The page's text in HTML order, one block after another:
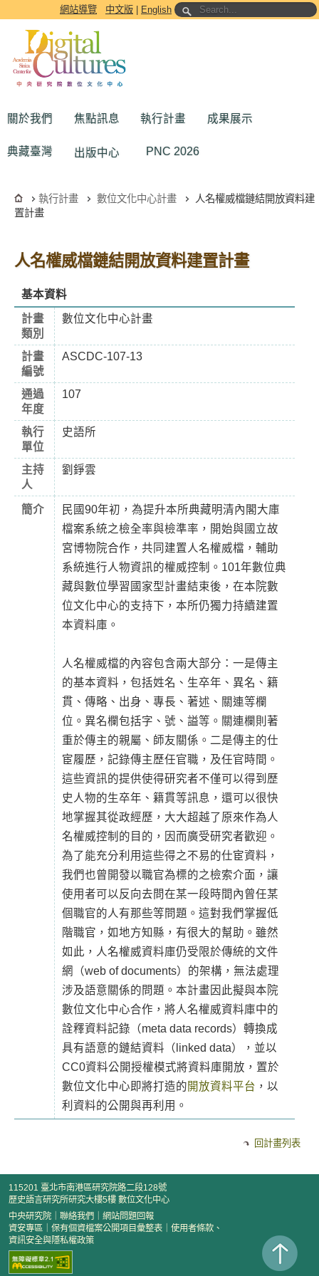
跳到主要內容區塊網站導覽 中文版 English
關於我們 焦點訊息 執行計畫 成果展示
典藏臺灣 出版中心 PNC 2026
執行計畫 數位文化中心計畫
人名權威檔鏈結開放資料建
置計畫
人名權威檔鏈結開放資料建置計畫
基本資料
計畫
類別
數位文化中心計畫
計畫
編號
ASCDC-107-13
通過
年度
107
執行
單位
史語所
主持
人
劉錚雲
簡介
民國90年初，為提升本所典藏明清內閣大庫
檔案系統之檢全率與檢準率，開始與國立故
宮博物院合作，共同建置人名權威檔，輔助
系統進行人物資訊的權威控制。101年數位典
藏與數位學習國家型計畫結束後，在本院數
位文化中心的支持下，本所仍獨力持續建置
本資料庫。
人名權威檔的內容包含兩大部分：一是傳主
的基本資料，包括姓名、生卒年、異名、籍
貫、傳略、出身、專長、著述、關連等欄
位。異名欄包括字、號、謚等。關連欄則著
重於傳主的親屬、師友關係。二是傳主的仕
宦履歷，記錄傳主歷任官職，及任官時間。
這些資訊的提供使得研究者不僅可以得到歷
史人物的生卒年、籍貫等訊息，還可以很快
地掌握其從政經歷，大大超越了原來作為人
名權威控制的目的，因而廣受研究者歡迎。
為了能充分利用這些得之不易的仕宦資料，
我們也曾開發以職官為標的之檢索介面，讓
使用者可以反向去問在某一段時間內曾任某
個職官的人有那些等問題。這對我們掌握低
階職官，如地方知縣，有很大的幫助。雖然
如此，人名權威資料庫仍受限於傳統的文件
網（web of documents）的架構，無法處理
涉及語意關係的問題。本計畫因此擬與本院
數位文化中心合作，將人名權威資料庫中的
詮釋資料記錄（meta data records）轉換成
具有語意的鏈結資料（linked data），並以
CC0資料公開授權模式將資料庫開放，置於
數位文化中心即將打造的開放資料平台 ，以
利資料的公開與再利用。
回計畫列表
115201 臺北市南港區研究院路二段128號
歷史語言研究所研究大樓5樓 數位文化中心
中央研究院
聯絡我們
網站問題回報
資安專區
保有個資檔案公開項目彙整表
使用者條款、
資訊安全與隱私權政策